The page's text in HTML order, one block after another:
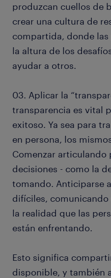
produzcan cuellos de
crear una cultura de
compartida, donde las
la altura de los
ayudar a otros.
03. Aplicar la
transparencia es vital
exitoso. Ya sea para
en persona, los
Comenzar articulando
decisiones - como la
tomando. Anticiparse
difíciles,
la realidad que las
están enfrentando.
Esto significa
disponible, y también